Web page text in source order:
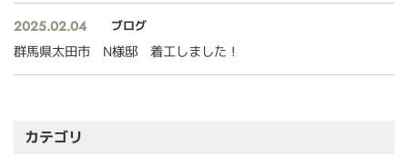
2025.02.04 ブログ
群馬県太田市 N様邸 着工しました！
カテゴリ